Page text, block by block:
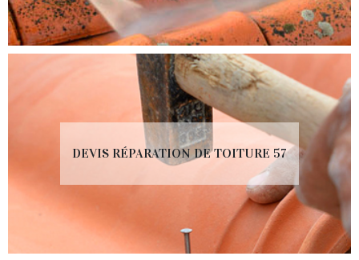
DEVIS RÉPARATION DE TOITURE 57